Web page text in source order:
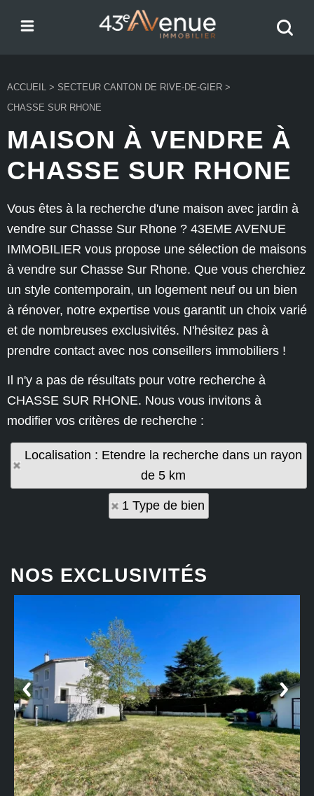
ACCUEIL > SECTEUR CANTON DE RIVE-DE-GIER >
CHASSE SUR RHONE
MAISON À VENDRE À
CHASSE SUR RHONE
Vous êtes à la recherche d'une maison avec jardin à
vendre sur Chasse Sur Rhone ? 43EME AVENUE
IMMOBILIER vous propose une sélection de maisons
à vendre sur Chasse Sur Rhone. Que vous cherchiez
un style contemporain, un logement neuf ou un bien
à rénover, notre expertise vous garantit un choix varié
et de nombreuses exclusivités. N'hésitez pas à
prendre contact avec nos conseillers immobiliers !
Il n'y a pas de résultats pour votre recherche à
CHASSE SUR RHONE. Nous vous invitons à
modifier vos critères de recherche :
Localisation : Etendre la recherche dans un rayon
de 5 km
1 Type de bien
NOS EXCLUSIVITÉS